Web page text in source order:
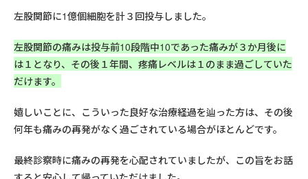
左股関節に1億個細胞を計３回投与しました。
左股関節の痛みは投与前10段階中10であった痛みが３か月後に
は１となり、その後１年間、疼痛レベルは１のまま過ごしていた
だけます。
嬉しいことに、こういった良好な治療経過を辿った方は、その後
何年も痛みの再発がなく過ごされている場合がほとんどです。
最終診察時に痛みの再発を心配されていましたが、この旨をお話